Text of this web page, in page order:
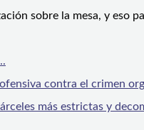
sobre la mesa, y eso